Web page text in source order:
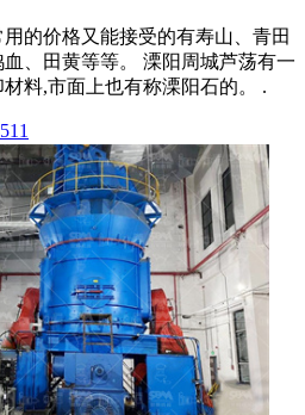
的价格又能接受的有寿山、青田
、田黄等等。 溧阳周城芦荡有一
料,市面上也有称溧阳石的。 .